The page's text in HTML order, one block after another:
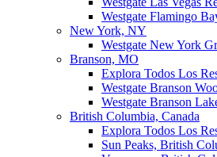
Westgate Flamingo
New York, NY
Westgate New York
Branson, MO
Explora Todos Los
Westgate Branson
Westgate Branson
British Columbia, Canada
Explora Todos Los
Sun Peaks, British